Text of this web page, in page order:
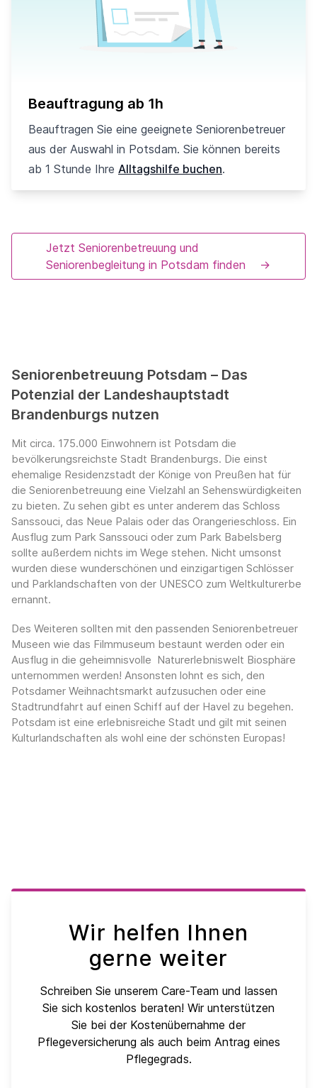
Beauftragung ab 1h
Beauftragen Sie eine geeignete Seniorenbetreuer
aus der Auswahl in Potsdam. Sie können bereits
ab 1 Stunde Ihre Alltagshilfe buchen.
Jetzt Seniorenbetreuung und
Seniorenbegleitung in Potsdam finden
→
Seniorenbetreuung Potsdam – Das
Potenzial der Landeshauptstadt
Brandenburgs nutzen
Mit circa. 175.000 Einwohnern ist Potsdam die
bevölkerungsreichste Stadt Brandenburgs. Die einst
ehemalige Residenzstadt der Könige von Preußen hat für
die Seniorenbetreuung eine Vielzahl an Sehenswürdigkeiten
zu bieten. Zu sehen gibt es unter anderem das Schloss
Sanssouci, das Neue Palais oder das Orangerieschloss. Ein
Ausflug zum Park Sanssouci oder zum Park Babelsberg
sollte außerdem nichts im Wege stehen. Nicht umsonst
wurden diese wunderschönen und einzigartigen Schlösser
und Parklandschaften von der UNESCO zum Weltkulturerbe
ernannt.
Des Weiteren sollten mit den passenden Seniorenbetreuer
Museen wie das Filmmuseum bestaunt werden oder ein
Ausflug in die geheimnisvolle Naturerlebniswelt Biosphäre
unternommen werden! Ansonsten lohnt es sich, den
Potsdamer Weihnachtsmarkt aufzusuchen oder eine
Stadtrundfahrt auf einen Schiff auf der Havel zu begehen.
Potsdam ist eine erlebnisreiche Stadt und gilt mit seinen
Kulturlandschaften als wohl eine der schönsten Europas!
Wir helfen Ihnen
gerne weiter
Schreiben Sie unserem Care-Team und lassen
Sie sich kostenlos beraten! Wir unterstützen
Sie bei der Kostenübernahme der
Pflegeversicherung als auch beim Antrag eines
Pflegegrads.